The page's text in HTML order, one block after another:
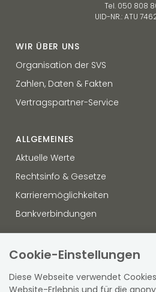
Cookie-Einstellungen
Diese Webseite verwendet
Website-Erlebnis und für die
Tel. 050 808
UID-NR.: ATU
WIR ÜBER UNS
Organisation der SVS
Zahlen, Daten & Fakten
Vertragspartner-Service
ALLGEMEINES
Aktuelle Werte
Rechtsinfo & Gesetze
Karrieremöglichkeiten
Bankverbindungen
OFFENLEGUNG
Hinweisgebersystem